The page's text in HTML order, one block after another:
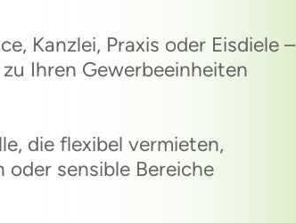
Kanzlei, Praxis oder Eisdiele –
Ihren Gewerbeeinheiten
die flexibel vermieten,
sensible Bereiche